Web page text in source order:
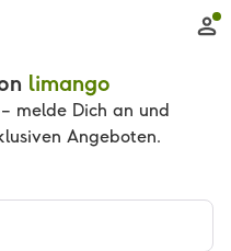
limango
melde Dich an und
Angeboten.